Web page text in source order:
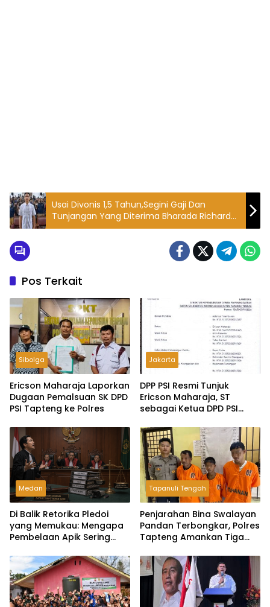
Usai Divonis 1,5 Tahun,Segini Gaji Dan
Tunjangan Yang Diterima Bharada Richard
Eliezer
Pos Terkait
Sibolga
Ericson Maharaja Laporkan
Dugaan Pemalsuan SK DPD
PSI Tapteng ke Polres
Jakarta
DPP PSI Resmi Tunjuk
Ericson Maharaja, ST
sebagai Ketua DPD PSI
Medan
Di Balik Retorika Pledoi
yang Memukau: Mengapa
Pembelaan Apik Sering
Tapanuli Tengah
Penjarahan Bina Swalayan
Pandan Terbongkar, Polres
Tapteng Amankan Tiga